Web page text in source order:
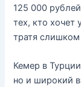
125 000
тех, кто хочет
тратя слишком
Кемер в
но и широкий